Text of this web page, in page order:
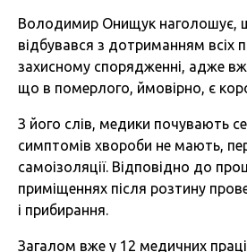
Володимир Онищук наголошує,
відбувався з дотриманням всіх
захисному спорядженні, адже
що в померлого, ймовірно, є
З його слів, медики почувають
симптомів хвороби не мають,
самоізоляції. Відповідно до
приміщеннях після розтину
і прибирання.
Загалом вже у 12 медичних